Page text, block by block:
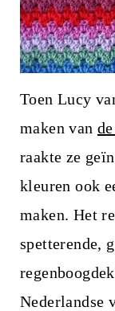
Toen Lucy
maken van
raakte ze
kleuren ook
maken. Het
spetterende,
Nederlandse